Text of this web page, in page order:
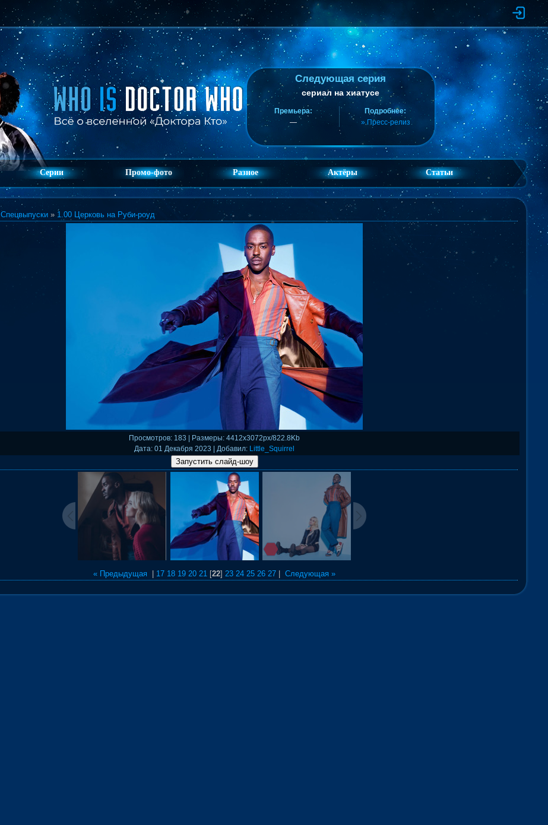
Следующая серия
сериал на хиатусе
Премьера:
—
Подробнее:
» Пресс-релиз
Серии Промо-фото Разное Актёры Статьи
Спецвыпуски » 1.00 Церковь на Руби-роуд
Просмотров: 183 | Размеры: 4412x3072px/822.8Kb
Дата: 01 Декабря 2023 | Добавил: Little_Squirrel
« Предыдущая 17 18 19 20 21 [22] 23 24 25 26 27 Следующая »